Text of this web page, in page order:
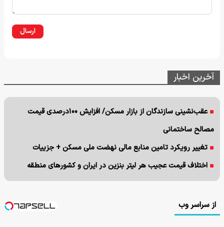
ارسال
آخرین اخبار
عقب‌نشینی سازندگان از بازار مسکن/ افزایش ۱۰۰درصدی قیمت
مصالح ساختمانی
تغییر رویکرد تامین منابع مالی نهضت ملی مسکن + جزییات
اختلاف قیمت عجیب هر لیتر بنزین در ایران و کشورهای منطقه
از سراسر وب